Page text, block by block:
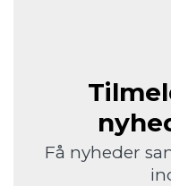
Få nyheder